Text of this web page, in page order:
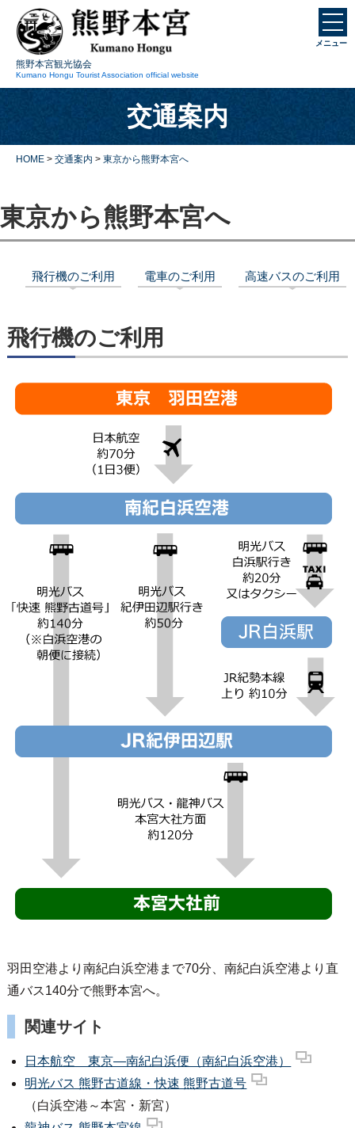
プ
熊野本宮観光協会
Kumano Hongu Tourist Association official website
メニュー
交通案内
HOME > 交通案内 > 東京から熊野本宮へ
東京から熊野本宮へ
飛行機のご利用 電車のご利用 高速バスのご利用
飛行機のご利用
羽田空港より南紀白浜空港まで70分、南紀白浜空港より直
通バス140分で熊野本宮へ。
関連サイト
日本航空 東京―南紀白浜便（南紀白浜空港）
明光バス 熊野古道線・快速 熊野古道号
（白浜空港～本宮・新宮）